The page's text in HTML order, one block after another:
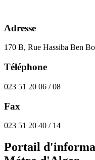
Adresse
170 B, Rue Hassiba Ben
Téléphone
023 51 20 06 / 08
Fax
023 51 20 40 / 14
Portail